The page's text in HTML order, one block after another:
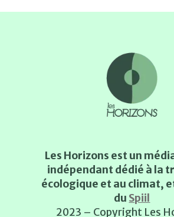
Les Horizons est un
indépendant dédié à la
écologique et au climat,
du Spiil
2023 – Copyright Les